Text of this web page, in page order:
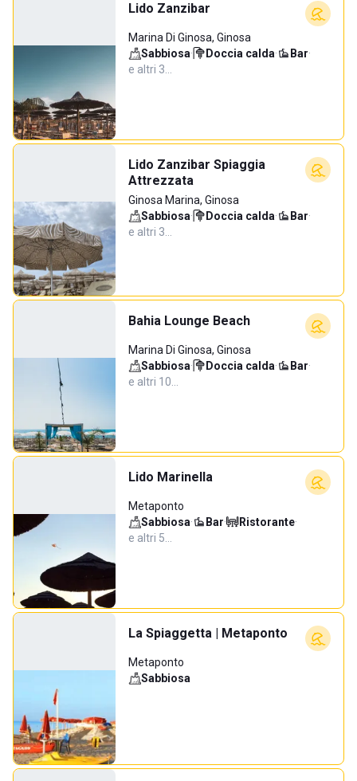
Lido Zanzibar
Marina Di Ginosa, Ginosa
Sabbiosa· Doccia calda· Bar·
e altri 3…
Lido Zanzibar Spiaggia
Attrezzata
Ginosa Marina, Ginosa
Sabbiosa· Doccia calda· Bar·
e altri 3…
Bahia Lounge Beach
Marina Di Ginosa, Ginosa
Sabbiosa· Doccia calda· Bar·
e altri 10…
Lido Marinella
Metaponto
Sabbiosa· Bar· Ristorante·
e altri 5…
La Spiaggetta | Metaponto
Metaponto
Sabbiosa